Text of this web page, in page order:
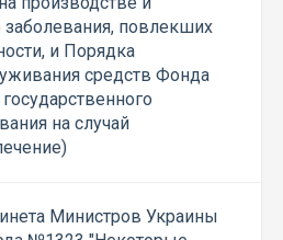
заболевания, повлекших
и Порядка
средств Фонда
на случай
Министров Украины